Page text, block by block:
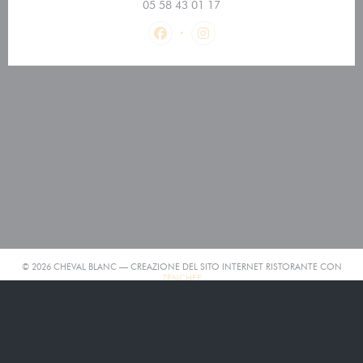
05 58 43 01 17
Facebook ((apre una nuova
Instagram ((apre una
© 2026 CHEVAL BLANC — CREAZIONE DEL SITO INTERNET RISTORANTE CON
ZENCHEF((APRE UNA NUOVA FINESTRA))